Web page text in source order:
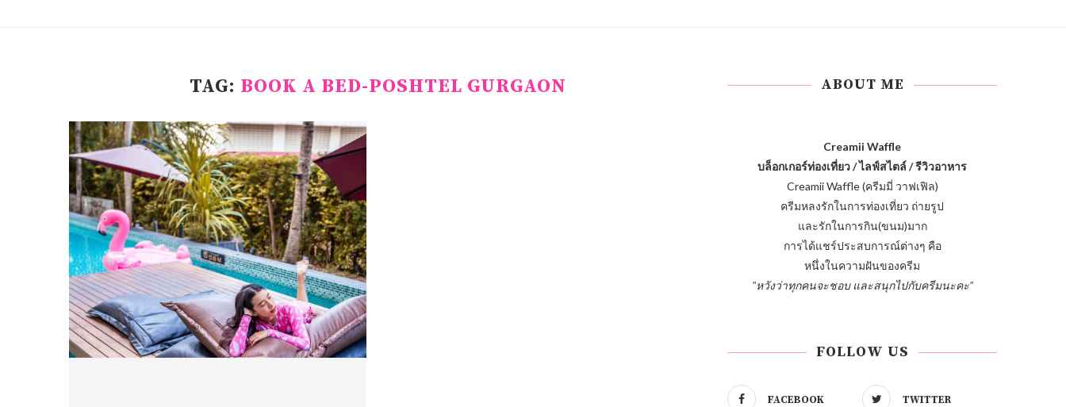
TAG: BOOK A BED-POSHTEL GURGAON ABOUT ME
Creamii Waffle
บล็อกเกอร์ท่องเที่ยว / ไลฟ์สไตล์ / รีวิวอาหาร
Creamii Waffle (ครีมมี่ วาฟเฟิล)
ครีมหลงรักในการท่องเที่ยว ถ่ายรูป
และรักในการกิน(ขนม)มาก
การได้แชร์ประสบการณ์ต่างๆ คือ
หนึ่งในความฝันของครีม
"หวังว่าทุกคนจะชอบ และสนุกไปกับครีมนะคะ"
FOLLOW US
FACEBOOK TWITTER